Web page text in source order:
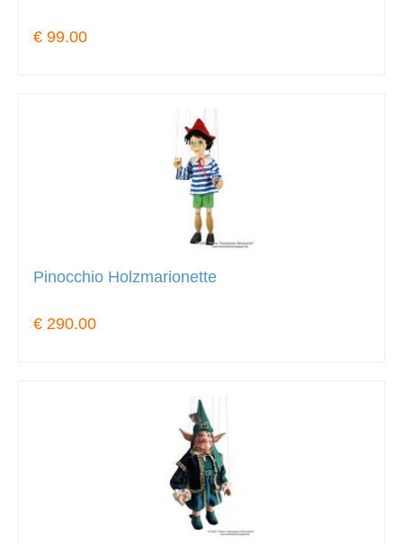
€ 99.00
Pinocchio Holzmarionette
€ 290.00